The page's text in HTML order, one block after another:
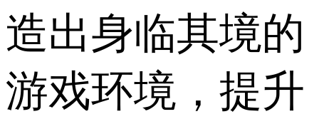
造出身临其境的
游戏环境，提升